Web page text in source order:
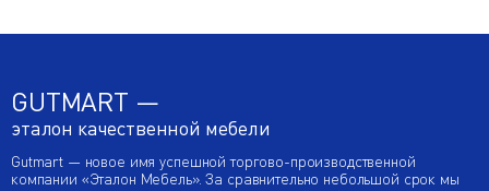
GUTMART —
эталон качественной мебели
Gutmart — новое имя успешной торгово-производственной
компании «Эталон Мебель». За сравнительно небольшой срок мы